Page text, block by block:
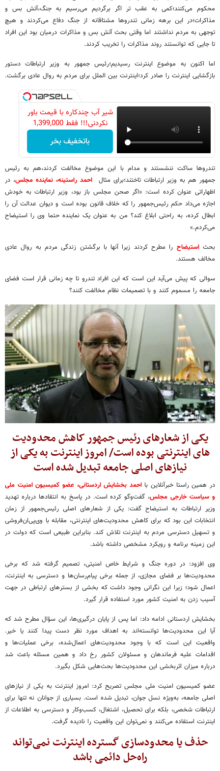
محکوم می‌کنند؛کمی به عقب تر اگر برگردیم می‌رسیم به جنگ،آتش بس و
مذاکرات؛در این برهه زمانی تندروها مشتاقانه از جنگ دفاع می‌کردند و هیچ
توجهی به مردم نداشتند اما وقتی بحث آتش بس و مذاکرات درمیان بود این افراد
تا جایی که توانستند روند مذاکرات را تخریب کردند.
اما اکنون به موضوع اینترنت رسیدیم؛رئیس جمهور به وزیر ارتباطات دستور
بازگشایی اینترنت را صادر کرد؛اینترنت بین الملل برای مردم به روال عادی برگشت.
شیر آب چندکاره با قیمت باور
نکردنی!!! فقط 1,399,000
باتخفیف بخر
تندروها ساکت ننشستند و مدام با این موضوع مخالفت کردند،هم به رئیس
جمهور هم به وزیر ارتباطات تاختند؛برای مثال احمد راستینه، نماینده مجلس، در
اظهاراتی عنوان کرده است: «اگر صحن مجلس باز بود، وزیر ارتباطات به خودش
اجازه می‌داد حکم رئیس‌جمهور را که خلاف قانون بوده است و دیوان عدالت آن را
ابطال کرده، به راحتی ابلاغ کند؟ من به عنوان یک نماینده حتما وی را استیضاح
می‌کردم.»
بحثاستیضاح را مطرح کردند زیرا آنها با برگشتن زندگی مردم به روال عادی
مخالف هستند.
سوالی که پیش می‌آید این است که این افراد تندرو تا چه زمانی قرار است فضای
جامعه را مسموم کنند و با تصمیمات نظام مخالفت کنند؟
یکی از شعارهای رئیس جمهور کاهش محدودیت
های اینترنتی بوده است/ امروز اینترنت به یکی از
نیازهای اصلی جامعه تبدیل شده است
در همین راستا خبرآنلاین بااحمد بخشایش اردستانی، عضو کمیسیون امنیت ملی
و سیاست خارجی مجلس، گفت‌وگو کرده است. در پاسخ به انتقادها درباره تهدید
وزیر ارتباطات به استیضاح گفت: یکی از شعارهای اصلی رئیس‌جمهور از زمان
انتخابات این بود که برای کاهش محدودیت‌های اینترنتی، مقابله با وی‌پی‌ان‌فروشی
و تسهیل دسترسی مردم به اینترنت تلاش کند. بنابراین طبیعی است که دولت در
این زمینه برنامه و رویکرد مشخصی داشته باشد.
وی افزود: در دوره جنگ و شرایط خاص امنیتی، تصمیم گرفته شد که برخی
محدودیت‌ها بر فضای مجازی، از جمله برخی پیام‌رسان‌ها و دسترسی به اینترنت،
اعمال شود؛ زیرا این نگرانی وجود داشت که بخشی از بسترهای ارتباطی در جهت
آسیب زدن به امنیت کشور مورد استفاده قرار گیرد.
بخشایش اردستانی ادامه داد: اما پس از پایان درگیری‌ها، این سؤال مطرح شد که
آیا این محدودیت‌ها توانسته‌اند به اهداف مورد نظر دست پیدا کنند یا خیر.
واقعیت این است که با وجود محدودیت‌های اعمال‌شده، برخی عملیات‌ها و
اقدامات علیه فرماندهان و مسئولان کشور رخ داد و همین مسئله باعث شد
درباره میزان اثربخشی این محدودیت‌ها بحث‌هایی شکل بگیرد.
عضو کمیسیون امنیت ملی مجلس تصریح کرد: امروز اینترنت به یکی از نیازهای
اصلی جامعه، به‌ویژه نسل جوان، تبدیل شده است. بسیاری از جوانان نه تنها برای
ارتباطات شخصی، بلکه برای تحصیل، اشتغال، کسب‌وکار و دسترسی به اطلاعات از
اینترنت استفاده می‌کنند و نمی‌توان این واقعیت را نادیده گرفت.
حذف یا محدودسازی گسترده اینترنت نمی‌تواند
راه‌حل دائمی باشد